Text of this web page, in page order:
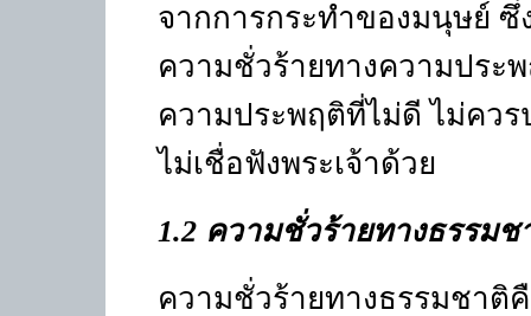
จากการกระทำของมนุษย์
ความชั่วร้ายทางความประ
ความประพฤติที่ไม่ดี ไม่คว
ไม่เชื่อฟังพระเจ้าด้วย
1.2 ความชั่วร้ายทางธรรม
ความชั่วร้ายทางธรรมชาติ